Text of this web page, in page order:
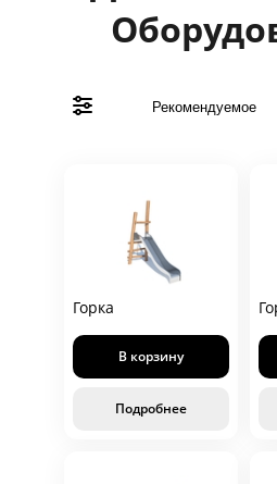
Горка
В корзину
Подробнее